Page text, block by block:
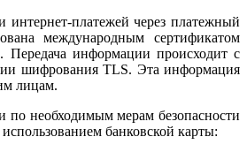
интернет-платежей через платежный
международным сертификатом
Передача информации происходит с
шифрования TLS. Эта информация
лицам.
по необходимым мерам безопасности
банковской карты: